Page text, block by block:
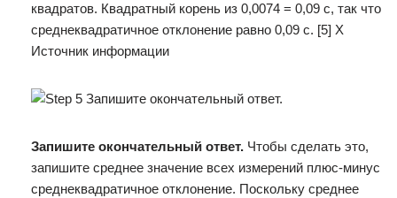
квадратов. Квадратный корень из 0,0074 = 0,09 с, так что
среднеквадратичное отклонение равно 0,09 с. [5] X
Источник информации
Запишите окончательный ответ. Чтобы сделать это,
запишите среднее значение всех измерений плюс-минус
среднеквадратичное отклонение. Поскольку среднее